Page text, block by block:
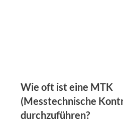
Wie oft ist eine MTK
(Messtechnische
durchzuführen?